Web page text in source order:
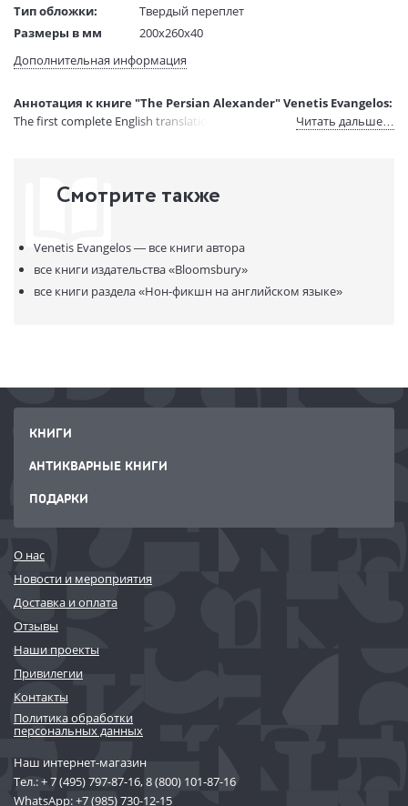
Тип обложки:
Твердый переплет
Размеры в мм
200x260x40
Вес:
1 гр.
Код товара:
50057444
Дополнительная информация
Аннотация к книге "The Persian Alexander" Venetis Evangelos:
The first complete English translation of this vital Persian text.Читать дальше…
Смотрите также
Venetis Evangelos — все книги автора
все книги издательства«Bloomsbury»
все книги раздела«Нон-фикшн на английском языке»
КНИГИ
АНТИКВАРНЫЕ КНИГИ
ПОДАРКИ
О нас
Новости и мероприятия
Доставка и оплата
Отзывы
Наши проекты
Привилегии
Контакты
Политика обработки
персональных данных
Наш интернет-магазин
Тел.:+ 7 (495) 797-87-16,8 (800) 101-87-16
WhatsApp:+7 (985) 730-12-15